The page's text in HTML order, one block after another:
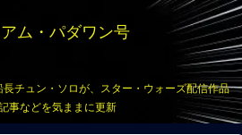
ム・パダワン号
チュン・ソロが、スター・ウォーズ配信作品
事などを気ままに更新